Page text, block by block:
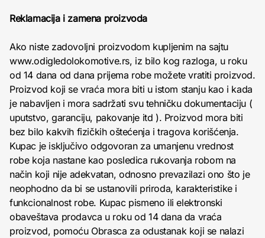
Reklamacija i zamena proizvoda
Ako niste zadovoljni proizvodom kupljenim na sajtu
www.odigledolokomotive.rs, iz bilo kog razloga, u roku
od 14 dana od dana prijema robe možete vratiti proizvod.
Proizvod koji se vraća mora biti u istom stanju kao i kada
je nabavljen i mora sadržati svu tehničku dokumentaciju (
uputstvo, garanciju, pakovanje itd ). Proizvod mora biti
bez bilo kakvih fizičkih oštećenja i tragova korišćenja.
Kupac je isključivo odgovoran za umanjenu vrednost
robe koja nastane kao posledica rukovanja robom na
način koji nije adekvatan, odnosno prevazilazi ono što je
neophodno da bi se ustanovili priroda, karakteristike i
funkcionalnost robe. Kupac pismeno ili elektronski
obaveštava prodavca u roku od 14 dana da vraća
proizvod, pomoću Obrasca za odustanak koji se nalazi